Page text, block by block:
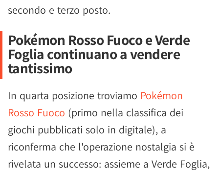
secondo e terzo posto.
Pokémon Rosso Fuoco e Verde
Foglia continuano a vendere
tantissimo
In quarta posizione troviamo Pokémon
Rosso Fuoco (primo nella classifica dei
giochi pubblicati solo in digitale), a
riconferma che l'operazione nostalgia si è
rivelata un successo: assieme a Verde Foglia,